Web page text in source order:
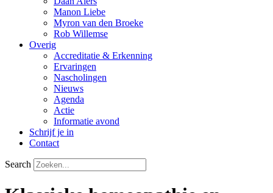
Manon Liebe
Myron van den Broeke
Rob Willemse
Overig
Accreditatie & Erkenning
Ervaringen
Nascholingen
Nieuws
Agenda
Actie
Informatie avond
Schrijf je in
Contact
Search